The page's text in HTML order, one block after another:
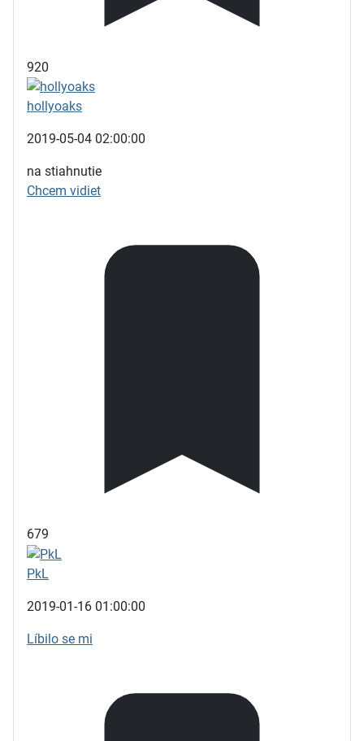
920
hollyoaks
2019-05-04 02:00:00
na stiahnutie
Chcem vidiet
679
PkL
2019-01-16 01:00:00
Líbilo se mi